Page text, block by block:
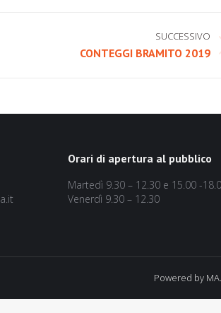
SUCCESSIVO
CONTEGGI BRAMITO 2019
Orari di apertura al pubblico
Martedì 9.30 – 12.30 e 15.00 -
Venerdì 9.30 – 12.30
Powered by